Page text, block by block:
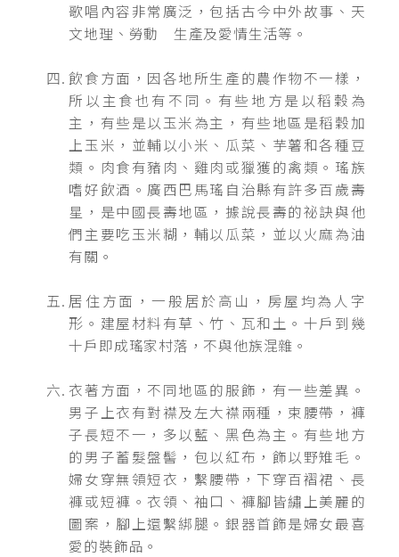
歌唱內容非常廣泛，包括古今中外故事、天
文地理、勞動 生產及愛情生活等。
飲食方面，因各地所生產的農作物不一樣，
所以主食也有不同。有些地方是以稻穀為
主，有些是以玉米為主，有些地區是稻穀加
上玉米，並輔以小米、瓜菜、芋薯和各種豆
類。肉食有豬肉、雞肉或獵獲的禽類。瑤族
嗜好飲酒。廣西巴馬瑤自治縣有許多百歲壽
星，是中國長壽地區，據說長壽的祕訣與他
們主要吃玉米糊，輔以瓜菜，並以火麻為油
有關。
居住方面，一般居於高山，房屋均為人字
形。建屋材料有草、竹、瓦和土。十戶到幾
十戶即成瑤家村落，不與他族混雜。
衣著方面，不同地區的服飾，有一些差異。
男子上衣有對襟及左大襟兩種，束腰帶，褲
子長短不一，多以藍、黑色為主。有些地方
的男子蓄髮盤髻，包以紅布，飾以野雉毛。
婦女穿無領短衣，繫腰帶，下穿百褶裙、長
褲或短褲。衣領、袖口、褲腳皆繡上美麗的
圖案，腳上還繫綁腿。銀器首飾是婦女最喜
愛的裝飾品。